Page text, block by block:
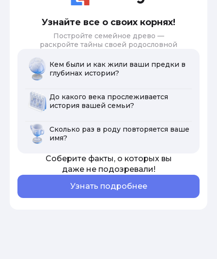
Узнайте все о своих корнях!
Постройте семейное древо —
раскройте тайны своей родословной
Кем были и как жили ваши предки в
глубинах истории?
До какого века прослеживается
история вашей семьи?
Сколько раз в роду повторяется ваше
имя?
Соберите факты, о которых вы
даже не подозревали!
Узнать подробнее